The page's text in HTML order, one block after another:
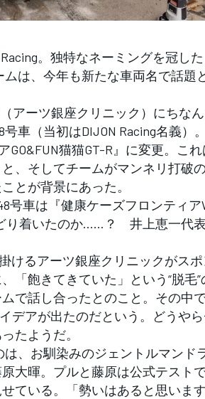
。独特なネーミングを冠し
ムは、今年も新たな車両名で話題
ーツ銀座クリニック）にちなん
号車（当初はDIJON Racing名義）
GO&FUN猫猫GT-R』に変更。こ
、そしてチームがマンネリ打破
とが背景にあった。
車は『健康ケーズフロンティア
どり着いたのか……？ 井上恵一代
けるアーツ銀座クリニックがス
「飽きてきていた」という“脱毛”
で話し合ったとのこと。その中
デアが出たのだという。どうや
たようだ。
、お馴染みのジェントルマンド
大暉。プルと藤原は公式テスト
ている。「勢いはあると思いま